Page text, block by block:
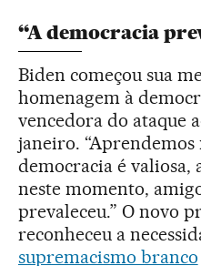
“A democracia
Biden começou sua
homenagem à
vencedora do ataque
janeiro. “Aprendemos
democracia é valiosa,
neste momento,
prevaleceu.” O novo
reconheceu a
supremacismo branco